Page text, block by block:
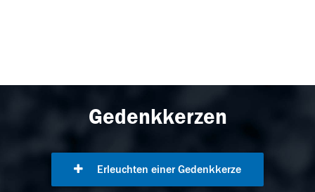
Gedenkkerzen
Erleuchten einer Gedenkkerze